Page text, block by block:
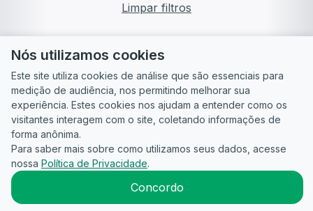
Limpar filtros
Guia do
Candidato
Para
empresas
Política de
Privacidade
Termos
2026CandidataAI
Nós utilizamos cookies
Este site utiliza cookies de análise que são essenciais para
medição de audiência, nos permitindo melhorar sua
experiência. Estes cookies nos ajudam a entender como os
visitantes interagem com o site, coletando informações de
forma anônima.
Para saber mais sobre como utilizamos seus dados, acesse
nossa Política de Privacidade.
Concordo